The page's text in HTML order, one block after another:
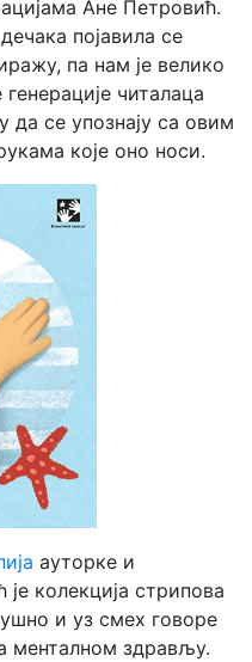
Ане Петровић.
појавила се
па нам је велико
читалаца
се упознају са овим
које оно носи.
ауторке и
колекција стрипова
и уз смех говоре
менталном здрављу.